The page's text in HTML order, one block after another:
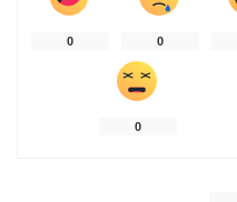
0 0
0